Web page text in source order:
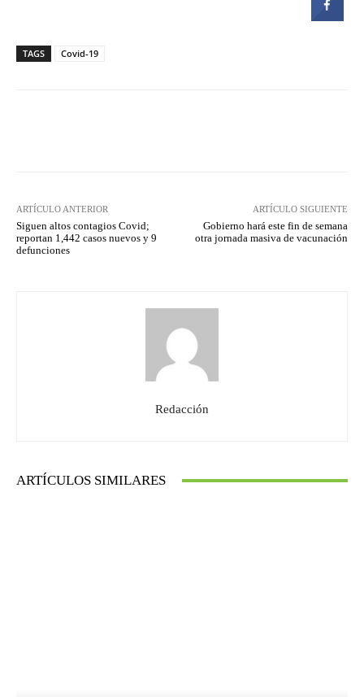
TAGS Covid-19
ARTÍCULO ANTERIOR
Siguen altos contagios Covid;
reportan 1,442 casos nuevos y 9
defunciones
ARTÍCULO SIGUIENTE
Gobierno hará este fin de semana
otra jornada masiva de vacunación
Redacción
ARTÍCULOS SIMILARES